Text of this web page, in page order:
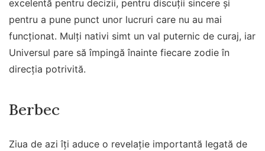
excelentă pentru decizii, pentru discuții sincere și
pentru a pune punct unor lucruri care nu au mai
funcționat. Mulți nativi simt un val puternic de curaj, iar
Universul pare să împingă înainte fiecare zodie în
direcția potrivită.
Berbec
Ziua de azi îți aduce o revelație importantă legată de